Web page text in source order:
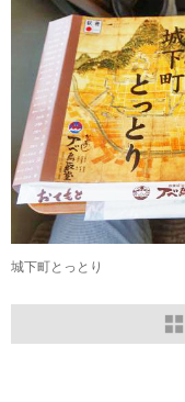
城下町とっとり